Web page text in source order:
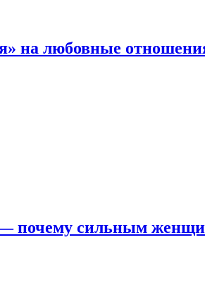
на любовные
почему сильным